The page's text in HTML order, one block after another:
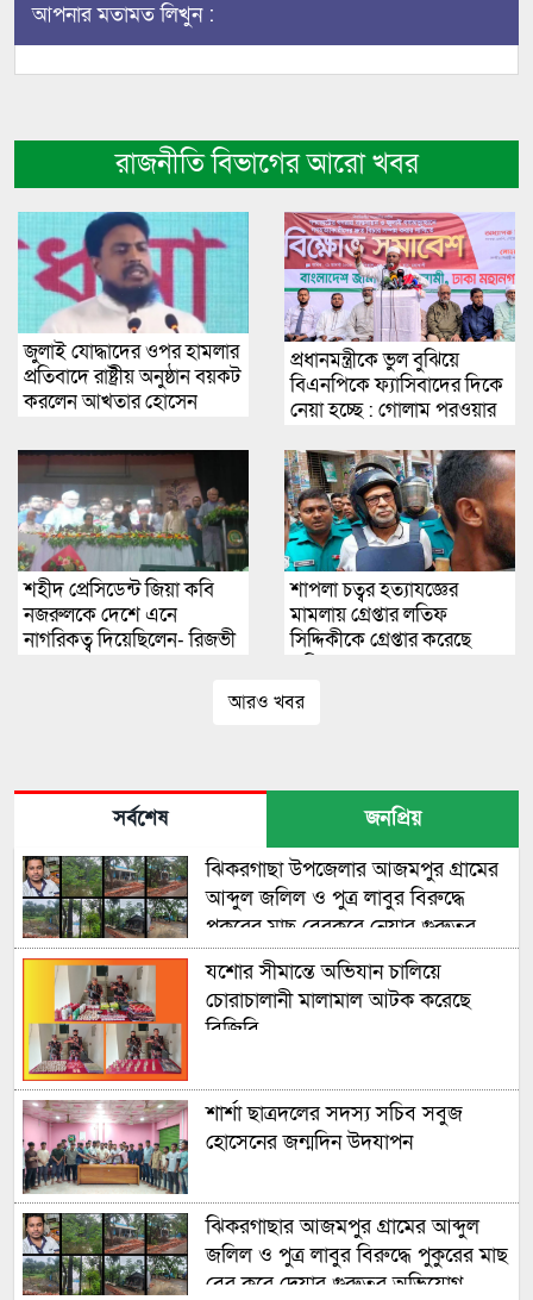
আপনার মতামত লিখুন :
রাজনীতি বিভাগের আরো খবর
জুলাই যোদ্ধাদের ওপর হামলার
প্রতিবাদে রাষ্ট্রীয় অনুষ্ঠান বয়কট
করলেন আখতার হোসেন
প্রধানমন্ত্রীকে ভুল বুঝিয়ে
বিএনপিকে ফ্যাসিবাদের দিকে
নেয়া হচ্ছে : গোলাম পরওয়ার
শহীদ প্রেসিডেন্ট জিয়া কবি
নজরুলকে দেশে এনে
নাগরিকত্ব দিয়েছিলেন- রিজভী
শাপলা চত্বর হত্যাযজ্ঞের
মামলায় গ্রেপ্তার লতিফ
সিদ্দিকীকে গ্রেপ্তার করেছে
আরও খবর
সর্বশেষ জনপ্রিয়
ঝিকরগাছা উপজেলার আজমপুর গ্রামের
আব্দুল জলিল ও পুত্র লাবুর বিরুদ্ধে
পুকুরের মাছ বেরকরে নেয়ার গুরুতর
অভিযোগ উঠেছে
যশোর সীমান্তে অভিযান চালিয়ে
চোরাচালানী মালামাল আটক করেছে
বিজিবি
শার্শা ছাত্রদলের সদস্য সচিব সবুজ
হোসেনের জন্মদিন উদযাপন
ঝিকরগাছার আজমপুর গ্রামের আব্দুল
জলিল ও পুত্র লাবুর বিরুদ্ধে পুকুরের মাছ
বের করে দেয়ার গুরুতর অভিযোগ